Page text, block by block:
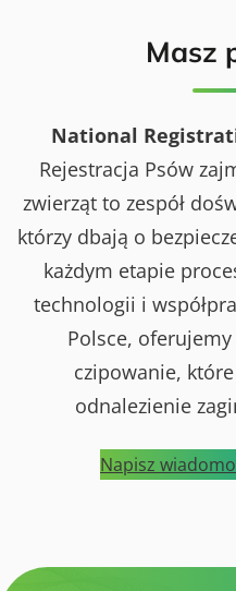
Masz
National
Rejestracja Psów
zwierząt to zespół
którzy dbają o
każdym etapie
technologii i
Polsce,
czipowanie,
odnalezienie
Napisz